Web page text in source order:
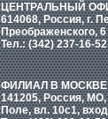
ЦЕНТРАЛЬНЫЙ
614068, Россия, г.
Преображенского, 6
Тел.: (342) 237-16-
ФИЛИАЛ В
141205, Россия,
Поле, вл. 10с1,